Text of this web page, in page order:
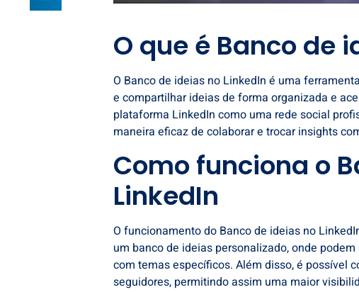
O que é Banco de
O Banco de ideias no LinkedIn é uma
e compartilhar ideias de forma organizada e
plataforma LinkedIn como uma rede social
maneira eficaz de colaborar e trocar insights
Como funciona o
LinkedIn
O funcionamento do Banco de ideias no
um banco de ideias personalizado, onde
com temas específicos. Além disso, é possível
seguidores, permitindo assim uma maior